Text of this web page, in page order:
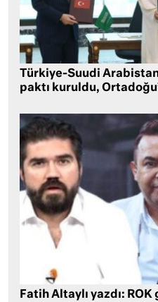
Türkiye-Suudi
paktı kuruldu,
Fatih Altaylı yazdı: